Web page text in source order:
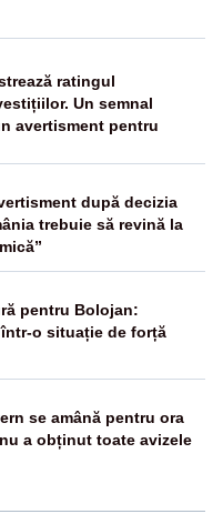
ratingul
Un semnal
avertisment pentru
după decizia
trebuie să revină la
pentru Bolojan:
într-o situație de forță
se amână pentru ora
a obținut toate avizele